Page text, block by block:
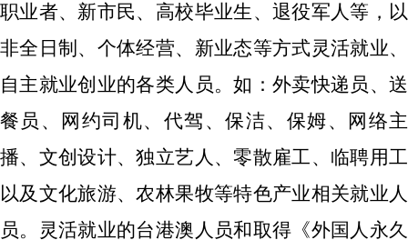
职业者、新市民、高校毕业生、退役军人等 ， 以
非全日制、个体经营、新业态等方式灵活就业、
自主就业创业的各类人员。如： 外卖快递员、送
餐员、网约司机、代驾、保洁、保姆、网络主
播、文创设计、独立艺人、零散雇工、临聘用工
以及文化旅游、农林果牧等特色产业相关就业人
员。 灵活就业的台港澳人员和取得《外国人永久